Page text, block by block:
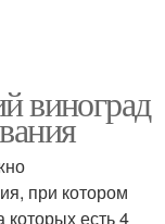
виноград
при котором
которых есть 4